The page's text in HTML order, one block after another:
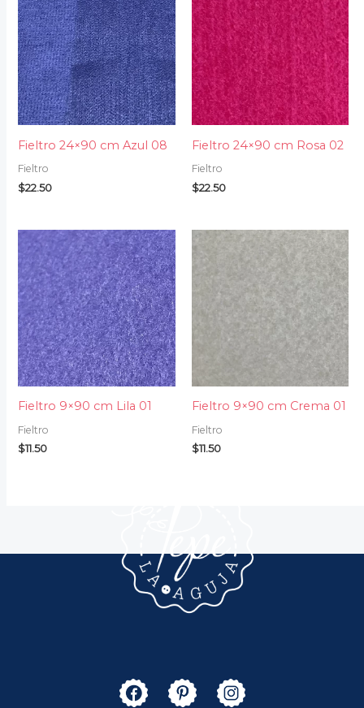
Fieltro 24×90 cm Azul 08
Fieltro
$22.50
Fieltro 24×90 cm Rosa 02
Fieltro
$22.50
Fieltro 9×90 cm Lila 01
Fieltro
$11.50
Fieltro 9×90 cm Crema 01
Fieltro
$11.50